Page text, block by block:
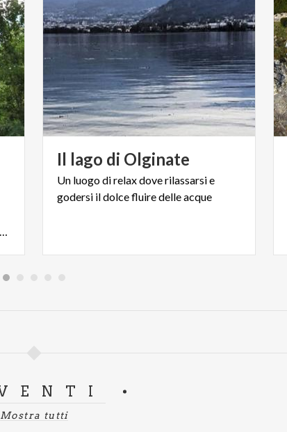
arricchiscono il paesaggio intorno al Lago di Olginate.
Il lago di Olginate
Un luogodirelaxdoverilassarsie
godersi ildolcefluiredelleacque
Mostra tutti